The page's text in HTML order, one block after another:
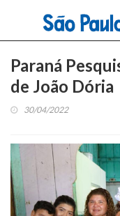
Paraná
de João Dória
30/04/2022